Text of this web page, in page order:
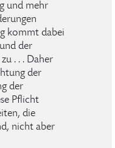
und mehr
kommt dabei
der
. . . Daher
der
der
Pflicht
die
nicht aber